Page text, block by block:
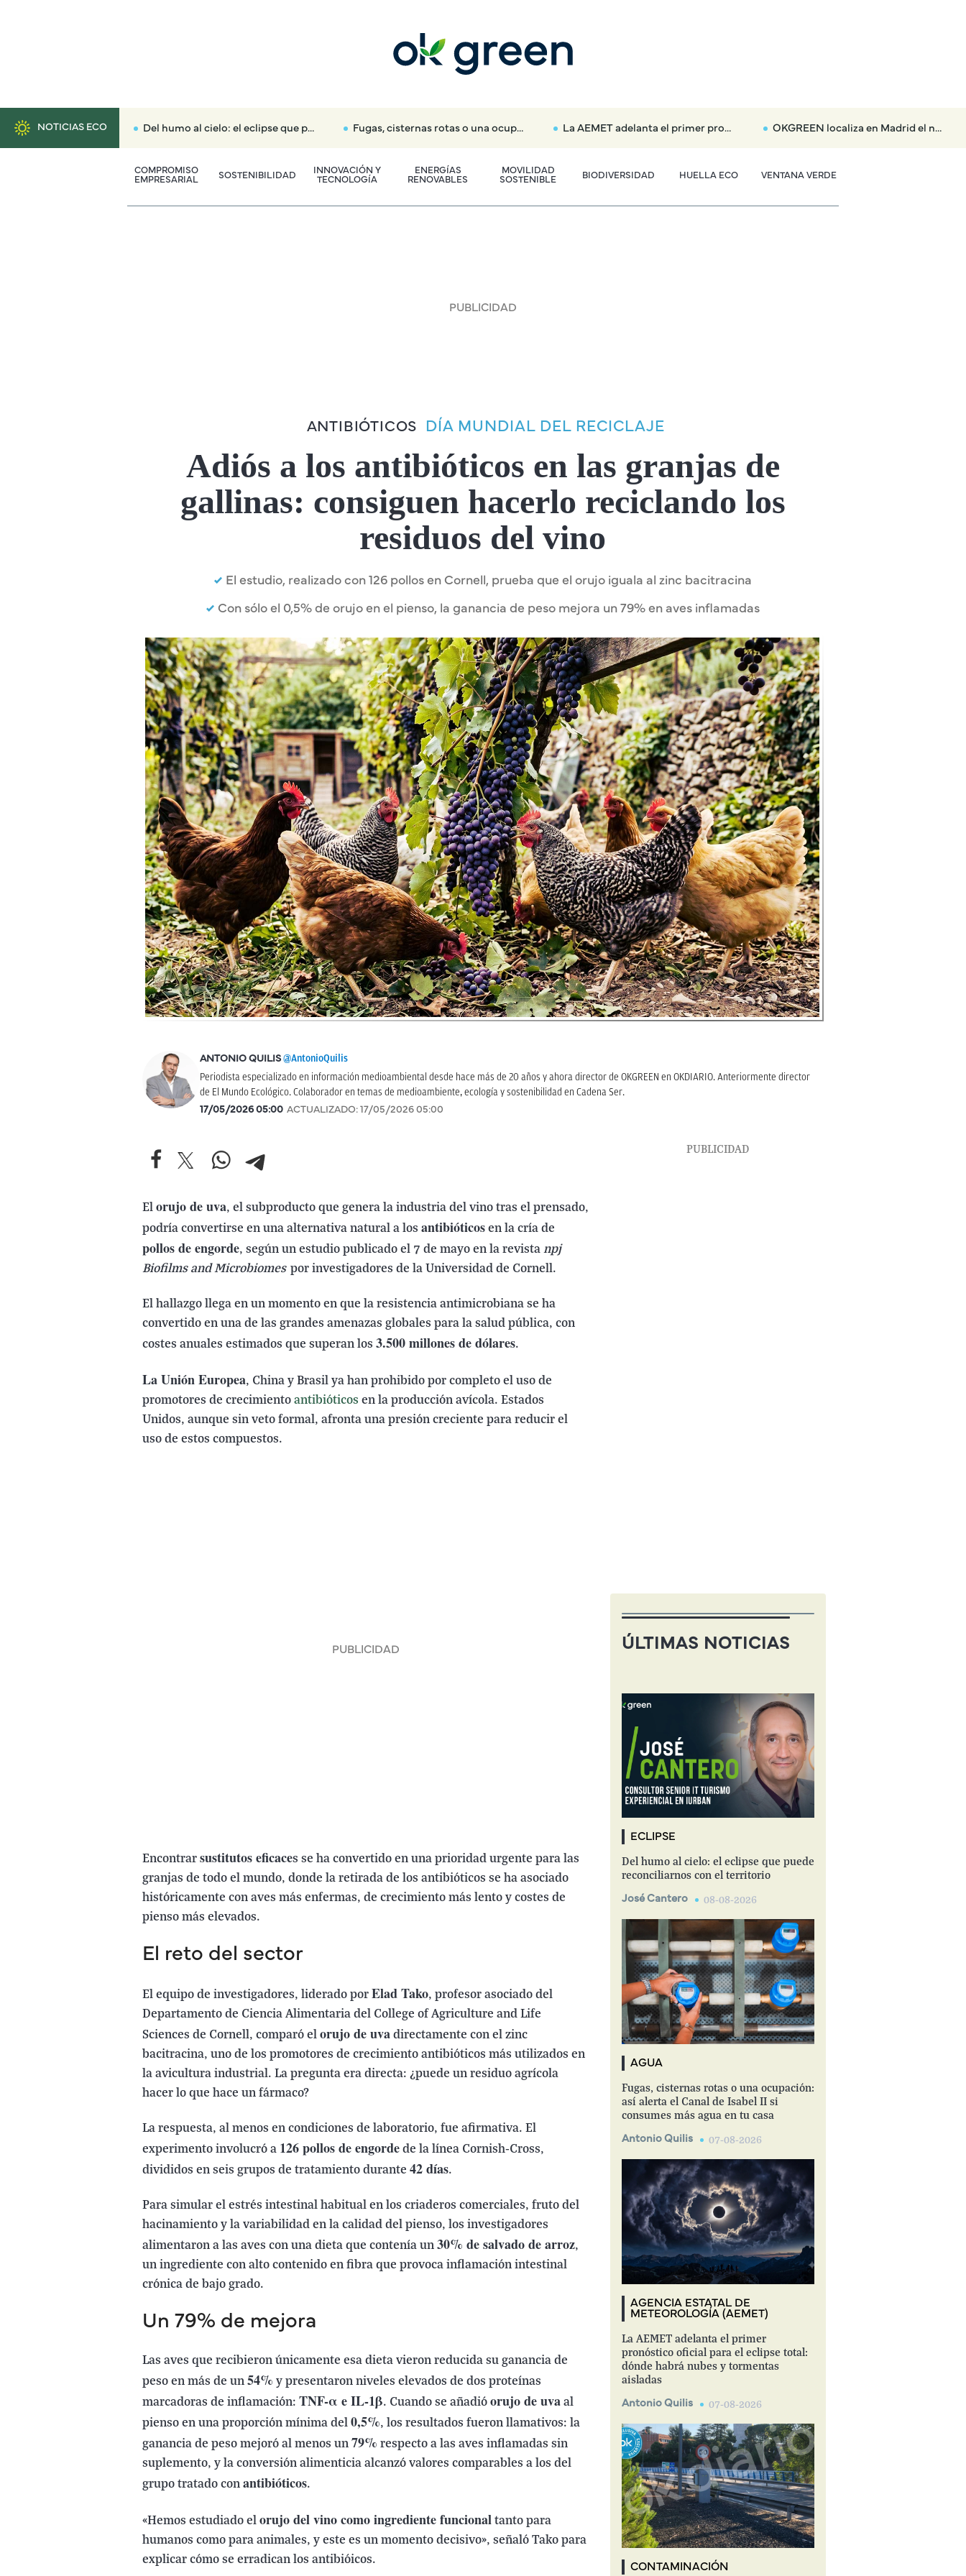
NOTICIAS ECO Del humo al cielo: el eclipse que puede reconciliarnos con el territorio Fugas, cisternas rotas o una ocupación: así alerta el Canal de Isabel II si consumes más agua en tu casa La AEMET adelanta el primer pronóstico oficial para el eclipse total: dónde habrá nubes y tormentas aisladas OKGREEN localiza en Madrid el nuevo radar que multará hasta con 3.000 euros a los coches más contaminantes
COMPROMISO
EMPRESARIAL
SOSTENIBILIDAD
INNOVACIÓN Y
TECNOLOGÍA
ENERGÍAS
RENOVABLES
MOVILIDAD
SOSTENIBLE
BIODIVERSIDAD HUELLA ECO VENTANA VERDE
ANTIBIÓTICOS DÍA MUNDIAL DEL RECICLAJE
Adiós a los antibióticos en las granjas de
gallinas: consiguen hacerlo reciclando los
residuos del vino
El estudio, realizado con 126 pollos en Cornell, prueba que el orujo iguala al zinc bacitracina
Con sólo el 0,5% de orujo en el pienso, la ganancia de peso mejora un 79% en aves inflamadas
ANTONIO QUILIS @AntonioQuilis
Periodista especializado en información medioambiental desde hace más de 20 años y ahora director de OKGREEN en OKDIARIO. Anteriormente director
de El Mundo Ecológico. Colaborador en temas de medioambiente, ecología y sostenibilidad en Cadena Ser.
17/05/2026 05:00 ACTUALIZADO: 17/05/2026 05:00
El orujo de uva, el subproducto que genera la industria del vino tras el prensado,
podría convertirse en una alternativa natural a los antibióticos en la cría de
pollos de engorde, según un estudio publicado el 7 de mayo en la revista npj
Biofilms and Microbiomes por investigadores de la Universidad de Cornell.
El hallazgo llega en un momento en que la resistencia antimicrobiana se ha
convertido en una de las grandes amenazas globales para la salud pública, con
costes anuales estimados que superan los 3.500 millones de dólares.
La Unión Europea, China y Brasil ya han prohibido por completo el uso de
promotores de crecimiento antibióticos en la producción avícola. Estados
Unidos, aunque sin veto formal, afronta una presión creciente para reducir el
uso de estos compuestos.
Encontrar sustitutos eficaces se ha convertido en una prioridad urgente para las
granjas de todo el mundo, donde la retirada de los antibióticos se ha asociado
históricamente con aves más enfermas, de crecimiento más lento y costes de
pienso más elevados.
El reto del sector
El equipo de investigadores, liderado por Elad Tako, profesor asociado del
Departamento de Ciencia Alimentaria del College of Agriculture and Life
Sciences de Cornell, comparó el orujo de uva directamente con el zinc
bacitracina, uno de los promotores de crecimiento antibióticos más utilizados en
la avicultura industrial. La pregunta era directa: ¿puede un residuo agrícola
hacer lo que hace un fármaco?
La respuesta, al menos en condiciones de laboratorio, fue afirmativa. El
experimento involucró a 126 pollos de engorde de la línea Cornish-Cross,
divididos en seis grupos de tratamiento durante 42 días.
Para simular el estrés intestinal habitual en los criaderos comerciales, fruto del
hacinamiento y la variabilidad en la calidad del pienso, los investigadores
alimentaron a las aves con una dieta que contenía un 30% de salvado de arroz,
un ingrediente con alto contenido en fibra que provoca inflamación intestinal
crónica de bajo grado.
Un 79% de mejora
Las aves que recibieron únicamente esa dieta vieron reducida su ganancia de
peso en más de un 54% y presentaron niveles elevados de dos proteínas
marcadoras de inflamación: TNF-α e IL-1β. Cuando se añadió orujo de uva al
pienso en una proporción mínima del 0,5%, los resultados fueron llamativos: la
ganancia de peso mejoró al menos un 79% respecto a las aves inflamadas sin
suplemento, y la conversión alimenticia alcanzó valores comparables a los del
grupo tratado con antibióticos.
«Hemos estudiado el orujo del vino como ingrediente funcional tanto para
humanos como para animales, y este es un momento decisivo», señaló Tako para
explicar cómo se erradican los antibióicos.
ÚLTIMAS NOTICIAS
ECLIPSE
Del humo al cielo: el eclipse que puede
reconciliarnos con el territorio
José Cantero 08-08-2026
AGUA
Fugas, cisternas rotas o una ocupación:
así alerta el Canal de Isabel II si
consumes más agua en tu casa
Antonio Quilis 07-08-2026
AGENCIA ESTATAL DE
METEOROLOGÍA (AEMET)
La AEMET adelanta el primer
pronóstico oficial para el eclipse total:
dónde habrá nubes y tormentas
aisladas
Antonio Quilis 07-08-2026
CONTAMINACIÓN